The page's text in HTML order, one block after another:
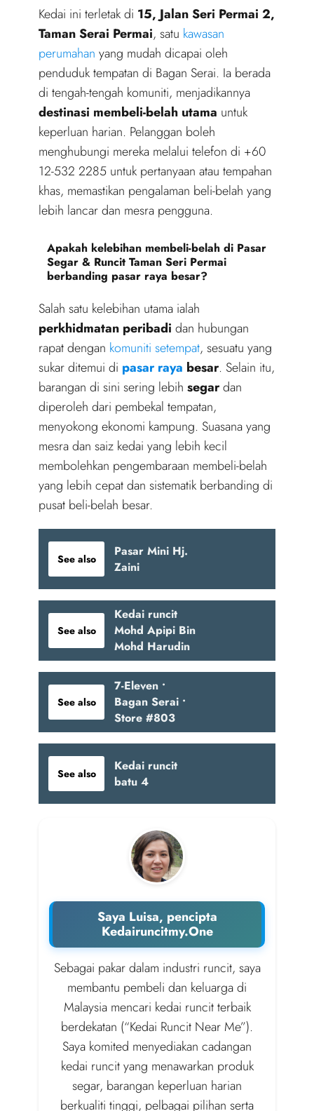
Kedai ini terletak di 15, Jalan Seri Permai 2,
Taman Serai Permai, satu kawasan
perumahan yang mudah dicapai oleh
penduduk tempatan di Bagan Serai. Ia berada
di tengah-tengah komuniti, menjadikannya
destinasi membeli-belah utama untuk
keperluan harian. Pelanggan boleh
menghubungi mereka melalui telefon di +60
12-532 2285 untuk pertanyaan atau tempahan
khas, memastikan pengalaman beli-belah yang
lebih lancar dan mesra pengguna.
Apakah kelebihan membeli-belah di Pasar
Segar & Runcit Taman Seri Permai
berbanding pasar raya besar?
Salah satu kelebihan utama ialah
perkhidmatan peribadi dan hubungan
rapat dengan komuniti setempat, sesuatu yang
sukar ditemui di pasar raya besar. Selain itu,
barangan di sini sering lebih segardan
diperoleh dari pembekal tempatan,
menyokong ekonomi kampung. Suasana yang
mesra dan saiz kedai yang lebih kecil
membolehkan pengembaraan membeli-belah
yang lebih cepat dan sistematik berbanding di
pusat beli-belah besar.
See also
Pasar Mini Hj.
Zaini
See also
Kedai runcit
Mohd Apipi Bin
Mohd Harudin
See also
7-Eleven •
Bagan Serai •
Store #803
See also
Kedai runcit
batu 4
Saya Luisa, pencipta
Kedairuncitmy.One
Sebagai pakar dalam industri runcit, saya
membantu pembeli dan keluarga di
Malaysia mencari kedai runcit terbaik
berdekatan (“Kedai Runcit Near Me”).
Saya komited menyediakan cadangan
kedai runcit yang menawarkan produk
segar, barangan keperluan harian
berkualiti tinggi, pelbagai pilihan serta